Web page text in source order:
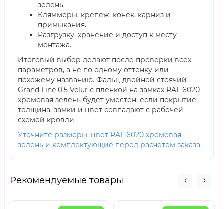
зелень.
Кляммеры, крепеж, конек, карниз и
примыкания.
Разгрузку, хранение и доступ к месту
монтажа.
Итоговый выбор делают после проверки всех
параметров, а не по одному оттенку или
похожему названию. Фальц двойной стоячий
Grand Line 0,5 Velur с пленкой на замках RAL 6020
хромовая зелень будет уместен, если покрытие,
толщина, замки и цвет совпадают с рабочей
схемой кровли.
Уточните размеры, цвет RAL 6020 хромовая
зелень и комплектующие перед расчетом заказа.
Рекомендуемые товары